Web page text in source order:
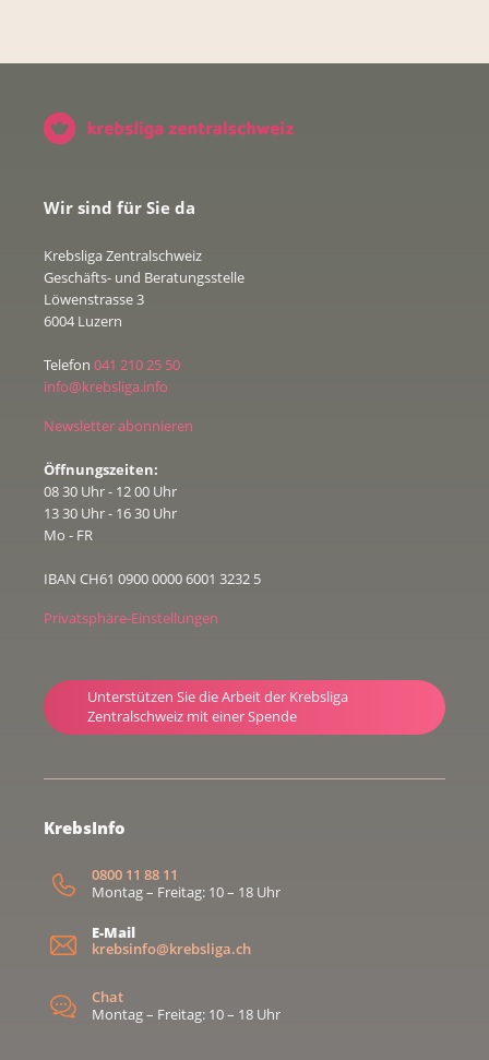
Wir sind für Sie da
Krebsliga Zentralschweiz
Geschäfts- und Beratungsstelle
Löwenstrasse 3
6004 Luzern
Telefon 041 210 25 50
info@krebsliga.info
Newsletter abonnieren
Öffnungszeiten:
08 30 Uhr - 12 00 Uhr
13 30 Uhr - 16 30 Uhr
Mo - FR
IBAN CH61 0900 0000 6001 3232 5
Privatsphäre-Einstellungen
Unterstützen Sie die Arbeit der Krebsliga
Zentralschweiz mit einer Spende
KrebsInfo
0800 11 88 11
Montag – Freitag: 10 – 18 Uhr
E-Mail
krebsinfo@krebsliga.ch
Chat
Montag – Freitag: 10 – 18 Uhr